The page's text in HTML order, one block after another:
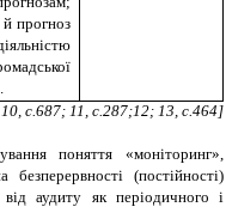
прогноз
с.687; 11, с.287;12; 13, с.464]
поняття «моніторинг»,
(постійності)
аудиту як періодичного і